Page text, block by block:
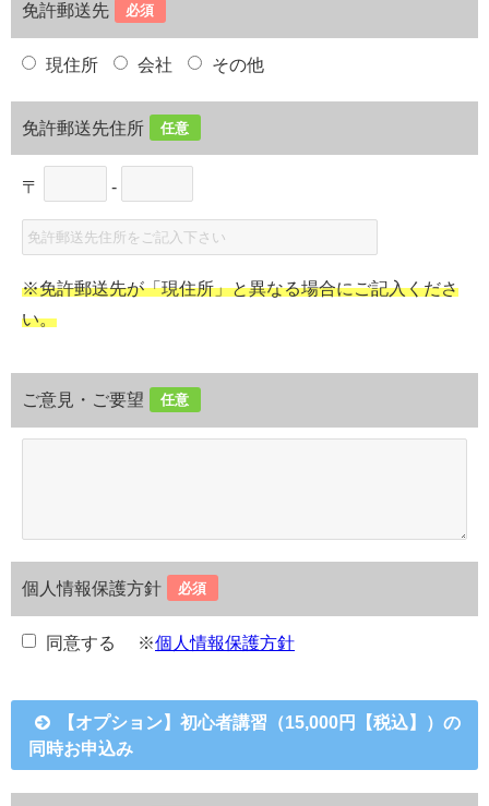
免許郵送先 必須
現住所 会社 その他
免許郵送先住所 任意
〒 -
※免許郵送先が「現住所」と異なる場合にご記入くださ
い。
ご意見・ご要望 任意
個人情報保護方針 必須
同意する ※個人情報保護方針
【オプション】初心者講習（15,000円【税込】）の
同時お申込み